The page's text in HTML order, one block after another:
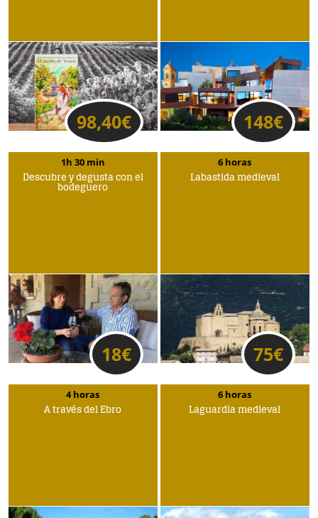
98,40€ 148€
1h 30 min
Descubre y degusta con el
bodeguero
18€
6 horas
Labastida medieval
75€
4 horas
A través del Ebro
6 horas
Laguardia medieval